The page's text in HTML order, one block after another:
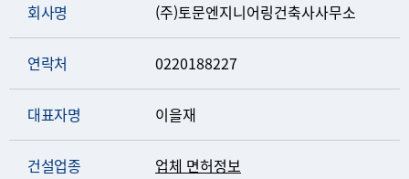
회사명 (주)토문엔지니어링건축사사무소
연락처 0220188227
대표자명 이을재
건설업종 업체 면허정보